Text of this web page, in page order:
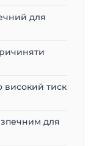
для
високий тиск
для